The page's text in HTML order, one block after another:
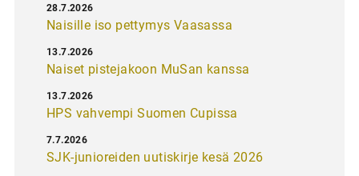
Naisille iso pettymys Vaasassa
28.7.2026
Naiset pistejakoon MuSan kanssa
13.7.2026
HPS vahvempi Suomen Cupissa
13.7.2026
SJK-junioreiden uutiskirje kesä 2026
7.7.2026